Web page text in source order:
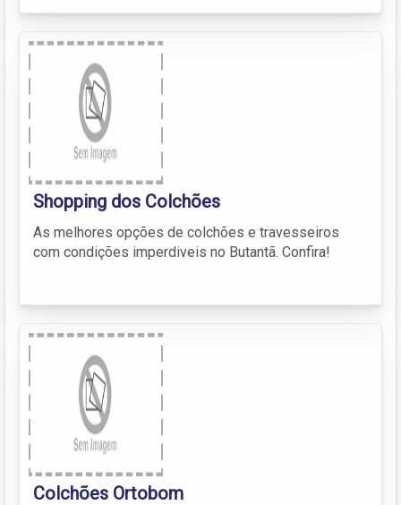
Shopping dos Colchões
As melhores opções de colchões e travesseiros
com condições imperdiveis no Butantã. Confira!
Colchões Ortobom